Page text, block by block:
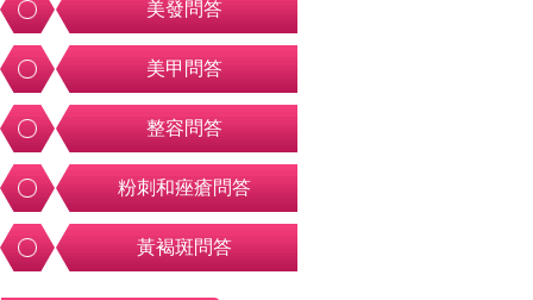
美發問答
美甲問答
整容問答
粉刺和痤瘡問答
黃褐斑問答